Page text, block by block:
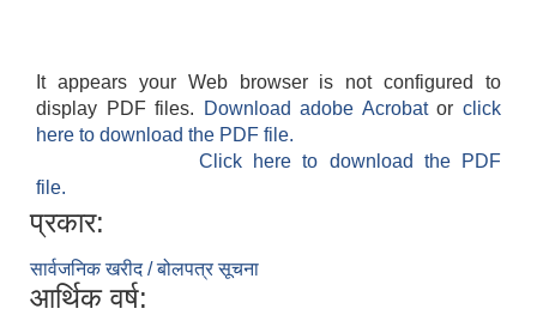
It appears your Web browser is not configured to
display PDF files.
Download adobe Acrobatorclick
here to download the PDF file.
Click here to download the PDF
file.
प्रकार:
सार्वजनिक खरीद / बोलपत्र सूचना
आर्थिक वर्ष: